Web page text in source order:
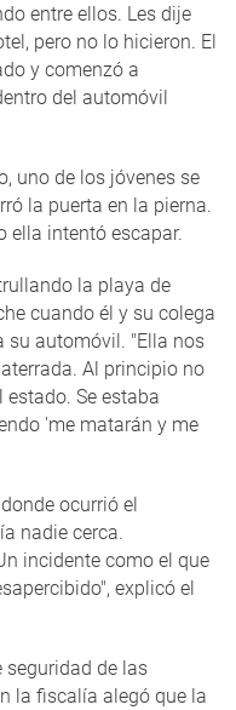
entre ellos. Les dije
pero no lo hicieron. El
y comenzó a
del automóvil
uno de los jóvenes se
la puerta en la pierna.
ella intentó escapar.
la playa de
cuando él y su colega
su automóvil. "Ella nos
Al principio no
Se estaba
'me matarán y me
ocurrió el
nadie cerca.
incidente como el que
explicó el
seguridad de las
la fiscalía alegó que la